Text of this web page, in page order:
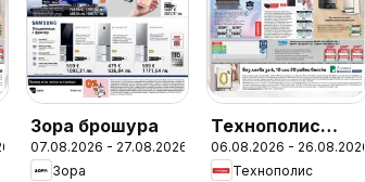
Зора брошура
07.08.2026 - 27.08.2026
Зора
Технополис
брошура
06.08.2026 - 26.08.2026
Технополис